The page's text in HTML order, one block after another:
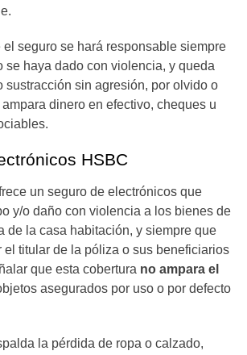
seguro se hará responsable siempre
se haya dado con violencia, y queda
sustracción sin agresión, por olvido o
dinero en efectivo, cheques u
HSBC
un seguro de electrónicos que
y/o daño con violencia a los bienes de
de la casa habitación, y siempre que
el titular de la póliza o sus beneficiarios
que esta cobertura no ampara el
asegurados por uso o por defecto
la pérdida de ropa o calzado,